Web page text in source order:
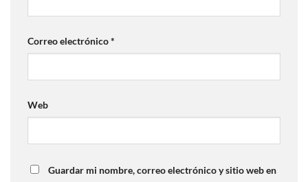
Correo electrónico*
Web
Guardar mi nombre, correo electrónico y sitio web en